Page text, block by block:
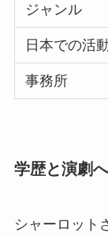
ジャンル
日本での活
事務所
学歴と演劇
シャーロット